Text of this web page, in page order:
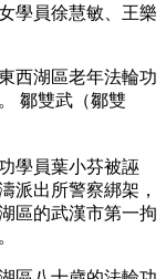
學員徐慧敏、王樂
西湖區老年法輪功
鄒雙武（鄒雙
學員葉小芬被誣
派出所警察綁架，
區的武漢市第一拘